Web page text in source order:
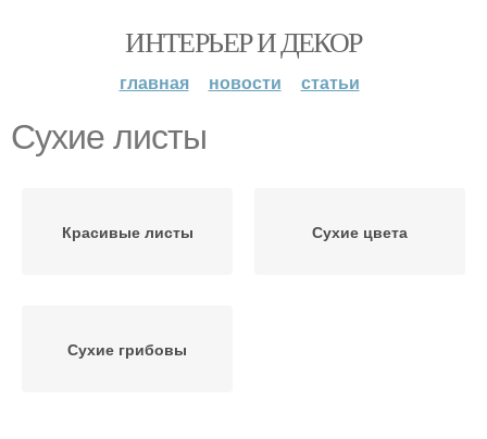
ИНТЕРЬЕР И ДЕКОР
главная новости статьи
Сухие листы
Красивые листы Сухие цвета
Сухие грибовы